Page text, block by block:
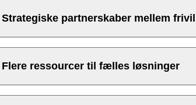
Strategiske partnerskaber mellem
Regeringen ønsker at styrke koblingen
at civilsamfundets indsatser, hvor det er
Flere ressourcer til fælles løsninger